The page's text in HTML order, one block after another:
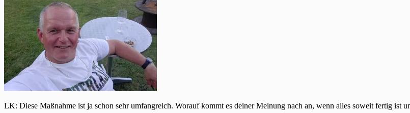
LK: Diese Maßnahme ist ja schon sehr umfangreich. Worauf kommt es deiner Meinung nach an, wenn alles soweit fertig ist